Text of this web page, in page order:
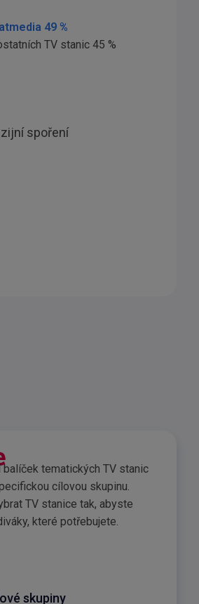
49 %
TV stanic 45 %
spoření
balíček
tematických TV stanic
cílovou skupinu.
TV stanice tak, abyste
které potřebujete.
skupiny